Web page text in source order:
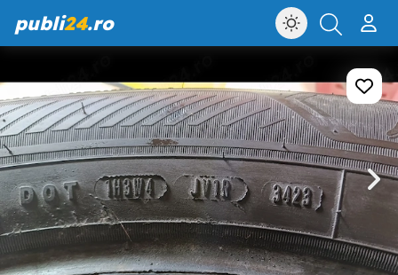
publi24.ro